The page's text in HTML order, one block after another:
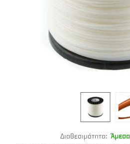
Διαθεσιμότητα: Άμεσα